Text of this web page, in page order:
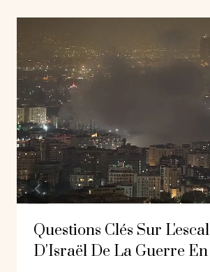
Questions Clés Sur
D'Israël De La Guerre